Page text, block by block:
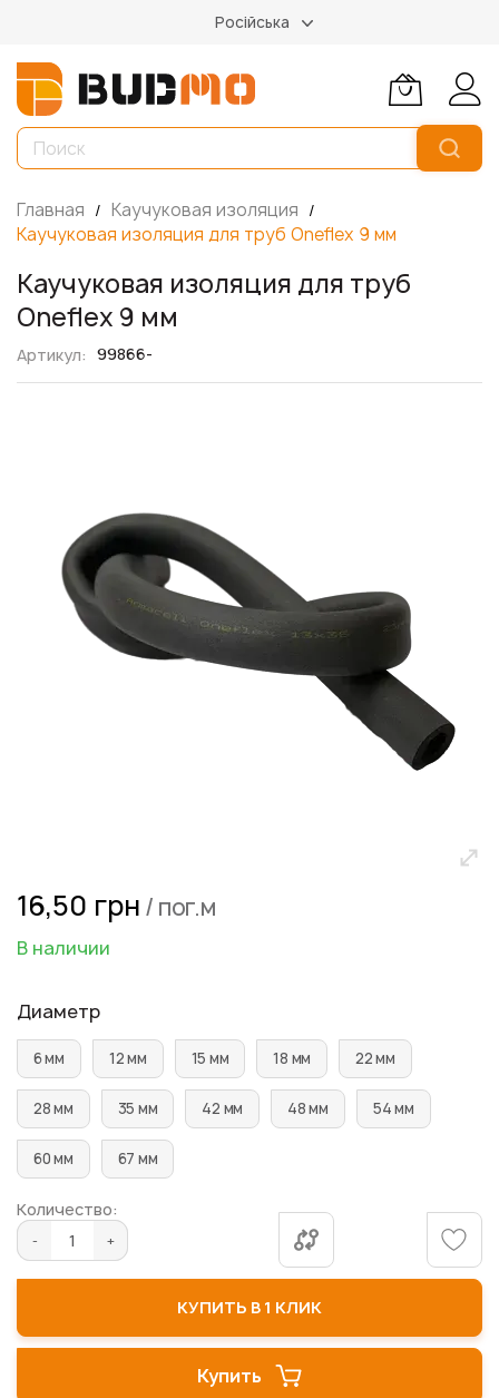
Російська
Главная
Каучуковая изоляция
Каучуковая изоляция для труб Oneflex 9 мм
Каучуковая изоляция для труб
Oneflex 9 мм
Артикул 99866-
изображений
к
галереи
16,50 грн / пог.м
В наличии
Диаметр
6 мм 12 мм 15 мм 18 мм 22 мм
28 мм 35 мм 42 мм 48 мм 54 мм
60 мм 67 мм
Количество:
Купить
КУПИТЬ В 1 КЛИК